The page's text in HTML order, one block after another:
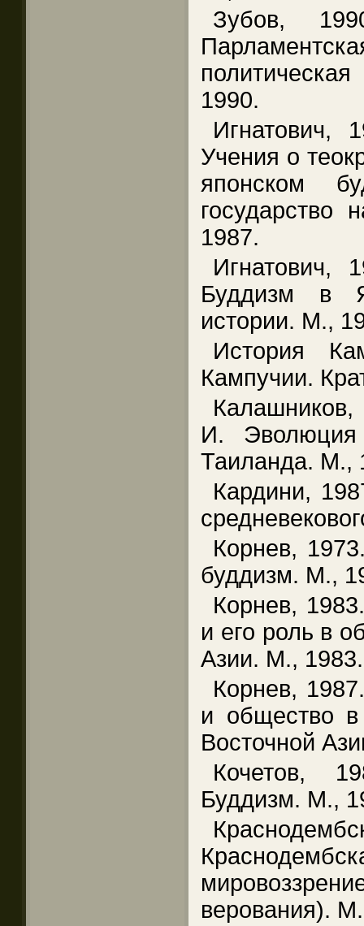
Зубов,
1990.
Игнатович,
Учения о
японском
государство
1987.
Игнатович,
Буддизм в
истории. М.,
История
Кампучии.
И. Эволюция
Таиланда. М.,
Кардини,
Корнев,
буддизм. М.,
Корнев,
и его роль в
Азии. М., 1983.
Корнев,
и общество
Восточной
Кочетов,
Буддизм. М.,
верования).